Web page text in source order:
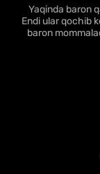
Yaqinda baron
Endi ular qochib
baron